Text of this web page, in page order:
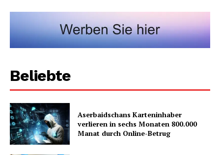
Beliebte
Aserbaidschans Karteninhaber
verlieren in sechs Monaten 800.000
Manat durch Online-Betrug